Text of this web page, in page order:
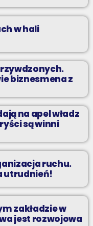
w hali
biznesmena z
na apel władz
są winni
ruchu.
utrudnień!
zakładzie w
jest rozwojowa